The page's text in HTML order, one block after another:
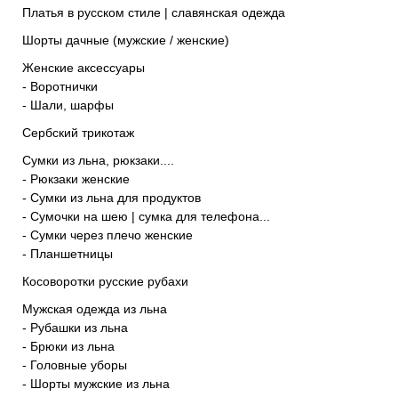
Платья в русском стиле | славянская одежда
Шорты дачные (мужские / женские)
Женские аксессуары
- Воротнички
- Шали, шарфы
Сербский трикотаж
Сумки из льна, рюкзаки....
- Рюкзаки женские
- Сумки из льна для продуктов
- Сумочки на шею | сумка для телефона...
- Сумки через плечо женские
- Планшетницы
Косоворотки русские рубахи
Мужская одежда из льна
- Рубашки из льна
- Брюки из льна
- Головные уборы
- Шорты мужские из льна